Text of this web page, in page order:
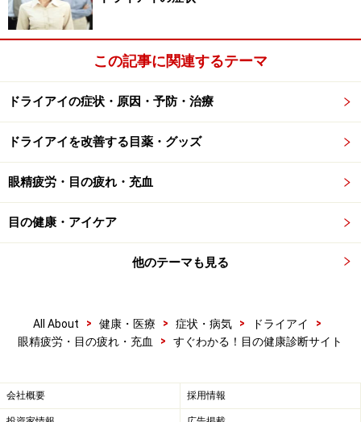
この記事に関連するテーマ
ドライアイの症状・原因・予防・治療
ドライアイを改善する目薬・グッズ
眼精疲労・目の疲れ・充血
目の健康・アイケア
他のテーマも見る
All About > 健康・医療 > 症状・病気 > ドライアイ
>
眼精疲労・目の疲れ・充血
> すぐわかる！目の健康診断サイト
会社概要 採用情報